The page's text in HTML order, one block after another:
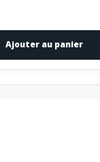
Ajouter au panier